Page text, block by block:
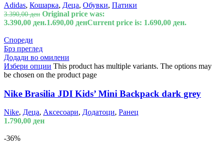
Adidas, Кошарка, Деца, Обувки, Патики
3.390,00ден Original price was:
3.390,00 ден.1.690,00 денCurrent price is: 1.690,00 ден.
Спореди
Брз преглед
Додади во омилени
Избери опции This product has multiple variants. The options may
be chosen on the product page
Nike Brasilia JDI Kids’ Mini Backpack dark grey
Nike, Деца, Аксесоари, Додатоци, Ранец
1.790,00 ден
-36%